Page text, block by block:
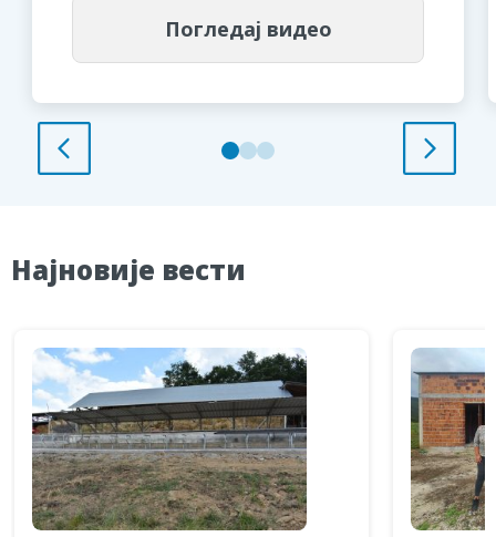
Погледај видео
Најновије вести